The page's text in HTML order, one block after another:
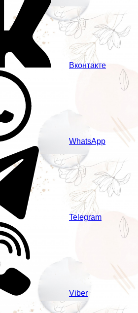
Вконтакте
WhatsApp
Telegram
Viber